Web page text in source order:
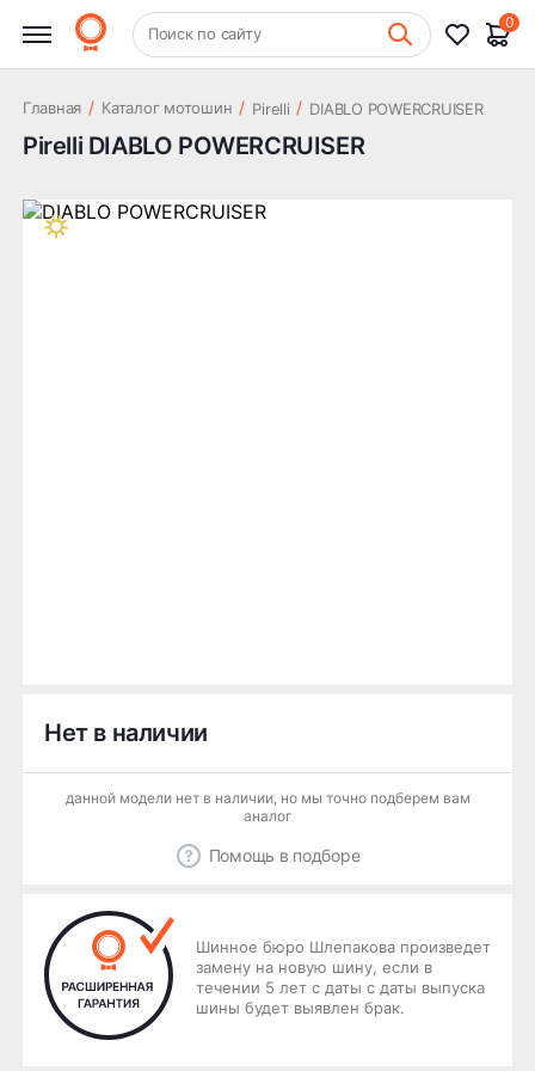
+7 (831) 261-35-35 Шиномонтаж
Поиск по сайту
0
Главная / Каталог мотошин / Pirelli / DIABLO POWERCRUISER
Pirelli DIABLO POWERCRUISER
Нет в наличии
данной модели нет в наличии, но мы точно подберем вам
аналог
Помощь в подборе
Шинное бюро Шлепакова произведет
замену на новую шину, если в
течении 5 лет с даты с даты выпуска
шины будет выявлен брак.